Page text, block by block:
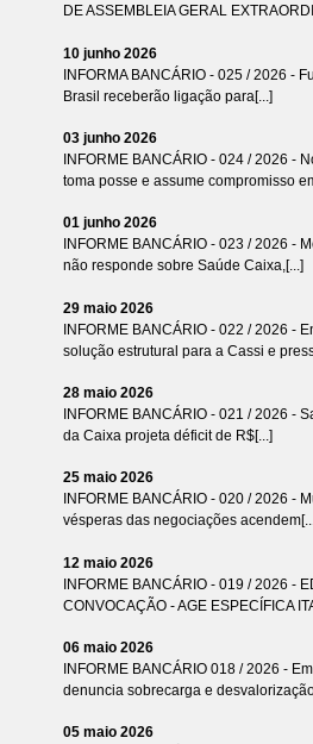
DE ASSEMBLEIA GERAL
10 junho 2026
INFORMA BANCÁRIO - 025 / 2026 -
Brasil receberão ligação para[...]
03 junho 2026
INFORME BANCÁRIO - 024 / 2026 -
toma posse e assume compromisso
01 junho 2026
INFORME BANCÁRIO - 023 / 2026 -
não responde sobre Saúde Caixa,[...]
29 maio 2026
INFORME BANCÁRIO - 022 / 2026 -
solução estrutural para a Cassi e
28 maio 2026
INFORME BANCÁRIO - 021 / 2026 -
da Caixa projeta déficit de R$[...]
25 maio 2026
INFORME BANCÁRIO - 020 / 2026 -
vésperas das negociações
12 maio 2026
INFORME BANCÁRIO - 019 / 2026 -
CONVOCAÇÃO - AGE ESPECÍFICA
06 maio 2026
INFORME BANCÁRIO 018 / 2026 -
denuncia sobrecarga e
05 maio 2026